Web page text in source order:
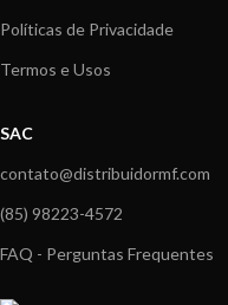
Políticas de Privacidade
Termos e Usos
SAC
contato@distribuidormf.com
(85) 98223-4572
FAQ - Perguntas Frequentes